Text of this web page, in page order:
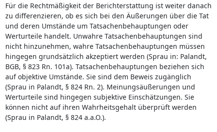
Für die Rechtmäßigkeit der Berichterstattung ist weiter danach
zu differenzieren, ob es sich bei den Äußerungen über die Tat
und deren Umstände um Tatsachenbehauptungen oder
Werturteile handelt. Unwahre Tatsachenbehauptungen sind
nicht hinzunehmen, wahre Tatsachenbehauptungen müssen
hingegen grundsätzlich akzeptiert werden (Sprau in: Palandt,
BGB, § 823 Rn. 101a). Tatsachenbehauptungen beziehen sich
auf objektive Umstände. Sie sind dem Beweis zugänglich
(Sprau in Palandt, § 824 Rn. 2). Meinungsäußerungen und
Werturteile sind hingegen subjektive Einschätzungen. Sie
können nicht auf ihren Wahrheitsgehalt überprüft werden
(Sprau in Palandt, § 824 a.a.O.).